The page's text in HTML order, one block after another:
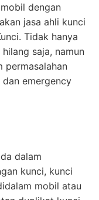
dengan
jasa ahli kunci
Tidak hanya
saja, namun
permasalahan
emergency
dalam
kunci, kunci
mobil atau